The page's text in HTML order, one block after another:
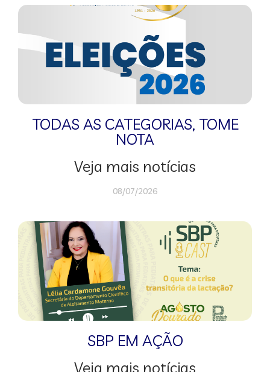
TODAS AS CATEGORIAS, TOME
NOTA
Veja mais notícias
08/07/2026
SBP EM AÇÃO
Veja mais notícias